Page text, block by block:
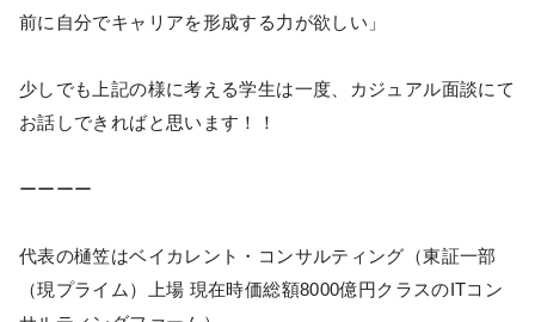
前に自分でキャリアを形成する力が欲しい」
少しでも上記の様に考える学生は一度、カジュアル面談にて
お話しできればと思います！！
ーーーー
代表の樋笠はベイカレント・コンサルティング（東証一部
（現プライム）上場 現在時価総額8000億円クラスのITコン